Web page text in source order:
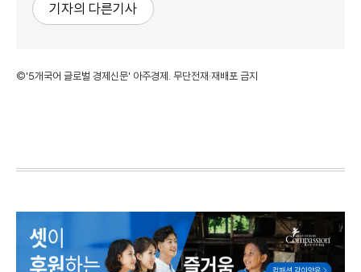
기자의 다른기사
©'5개국어 글로벌 경제신문' 아주경제. 무단전재·재배포 금지